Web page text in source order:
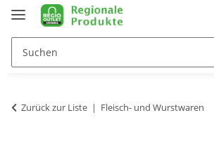
Zurück zur Liste Fleisch- und Wurstwaren